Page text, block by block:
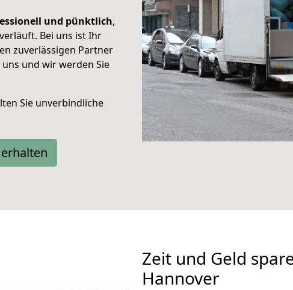
und pünktlich,
Bei uns ist Ihr
zuverlässigen Partner
und wir werden Sie
Sie unverbindliche
Zeit und Geld
Hannover